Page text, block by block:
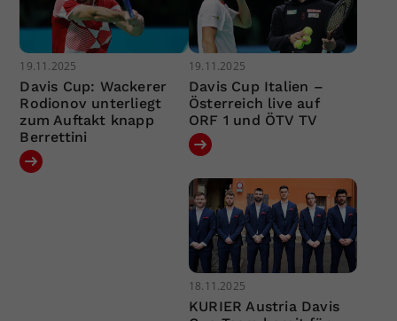
19.11.2025
Davis Cup: Wackerer
Rodionov unterliegt
zum Auftakt knapp
Berrettini
19.11.2025
Davis Cup Italien –
Österreich live auf
ORF 1 und ÖTV TV
18.11.2025
KURIER Austria Davis